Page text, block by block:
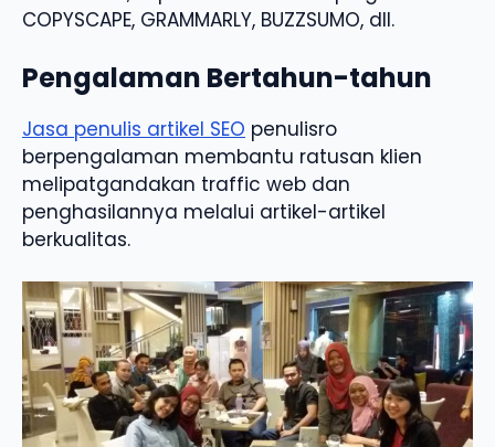
COPYSCAPE, GRAMMARLY, BUZZSUMO, dll.
Pengalaman Bertahun-tahun
Jasa penulis artikel SEO penulisro
berpengalaman membantu ratusan klien
melipatgandakan traffic web dan
penghasilannya melalui artikel-artikel
berkualitas.